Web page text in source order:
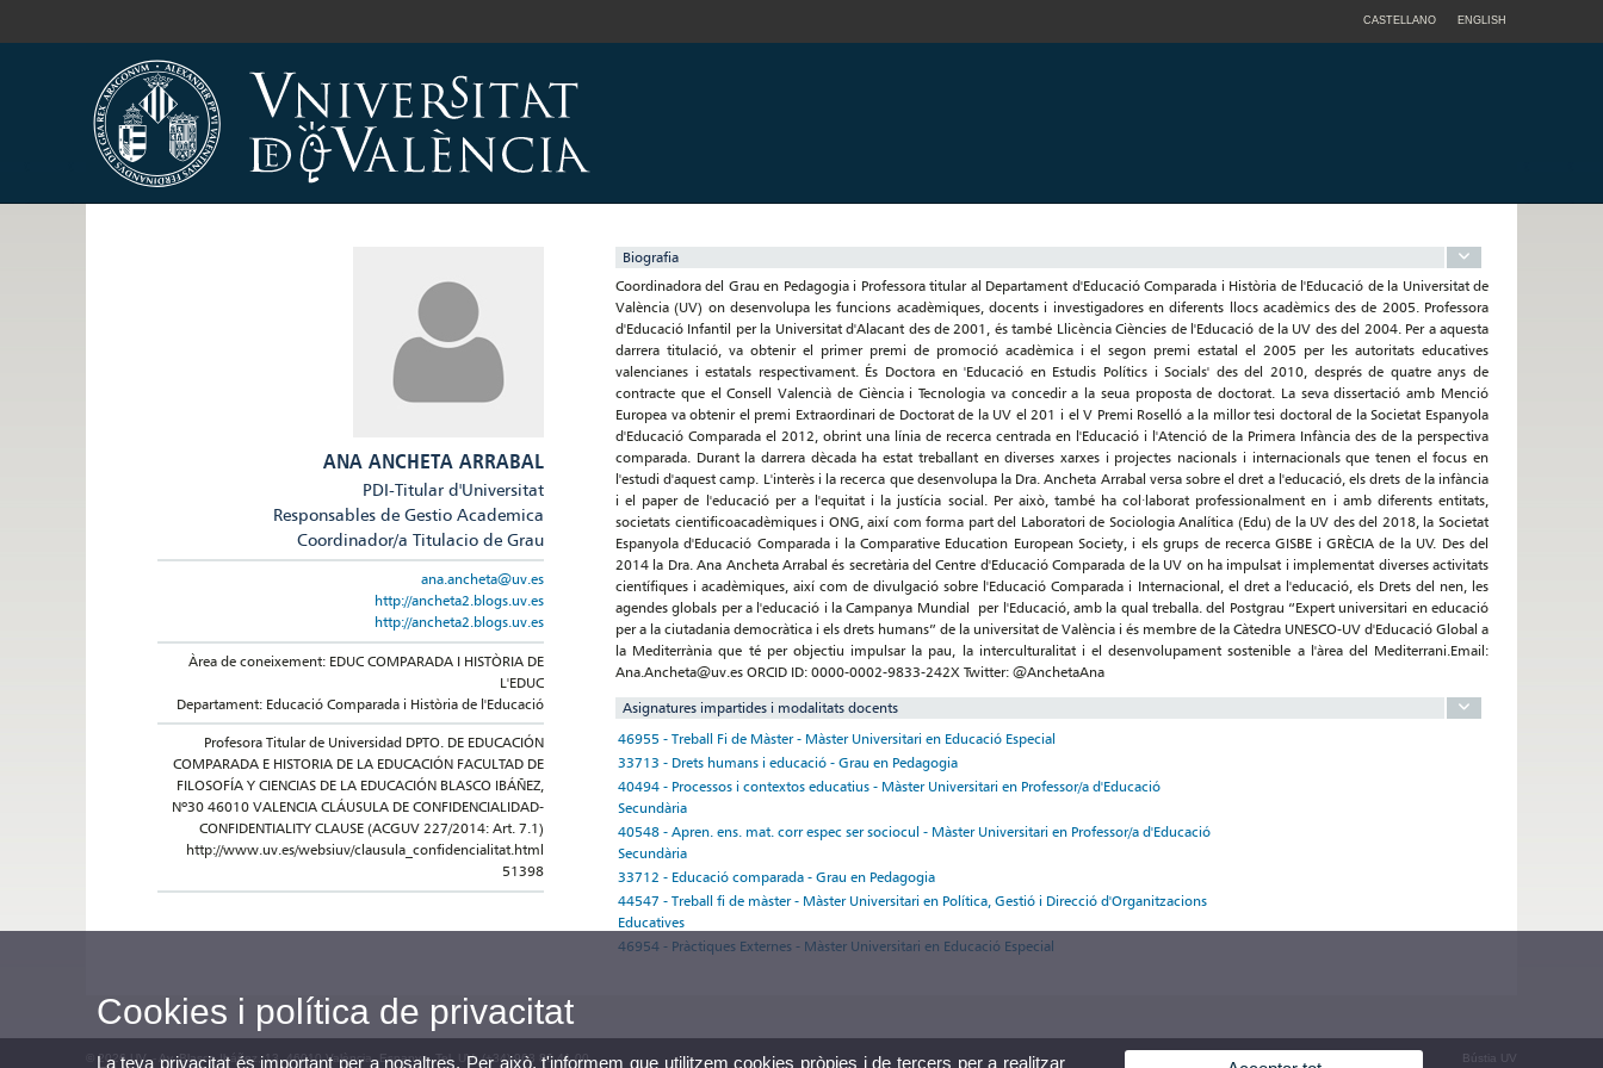
CASTELLANO ENGLISH
ANA ANCHETA ARRABAL
PDI-Titular d'Universitat
Responsables de Gestio Academica
Coordinador/a Titulacio de Grau
ana.ancheta@uv.es
http://ancheta2.blogs.uv.es
http://ancheta2.blogs.uv.es
Àrea de coneixement: EDUC COMPARADA I HISTÒRIA DE
L'EDUC
Departament: Educació Comparada i Història de l'Educació
Profesora Titular de Universidad DPTO. DE EDUCACIÓN
COMPARADA E HISTORIA DE LA EDUCACIÓN FACULTAD DE
FILOSOFÍA Y CIENCIAS DE LA EDUCACIÓN BLASCO IBÁÑEZ,
Nº30 46010 VALENCIA CLÁUSULA DE CONFIDENCIALIDAD-
CONFIDENTIALITY CLAUSE (ACGUV 227/2014: Art. 7.1)
http://www.uv.es/websiuv/clausula_confidencialitat.html
51398
Biografia
Coordinadora del Grau en Pedagogia i Professora titular al Departament d'Educació Comparada i Història de l'Educació de la Universitat de
València (UV) on desenvolupa les funcions acadèmiques, docents i investigadores en diferents llocs acadèmics des de 2005. Professora
d'Educació Infantil per la Universitat d'Alacant des de 2001, és també Llicència Ciències de l'Educació de la UV des del 2004. Per a aquesta
darrera titulació, va obtenir el primer premi de promoció acadèmica i el segon premi estatal el 2005 per les autoritats educatives
valencianes i estatals respectivament. És Doctora en 'Educació en Estudis Polítics i Socials' des del 2010, després de quatre anys de
contracte que el Consell Valencià de Ciència i Tecnologia va concedir a la seua proposta de doctorat. La seva dissertació amb Menció
Europea va obtenir el premi Extraordinari de Doctorat de la UV el 201 i el V Premi Roselló a la millor tesi doctoral de la Societat Espanyola
d'Educació Comparada el 2012, obrint una línia de recerca centrada en l'Educació i l'Atenció de la Primera Infància des de la perspectiva
comparada. Durant la darrera dècada ha estat treballant en diverses xarxes i projectes nacionals i internacionals que tenen el focus en
l'estudi d'aquest camp. L'interès i la recerca que desenvolupa la Dra. Ancheta Arrabal versa sobre el dret a l'educació, els drets de la infància
i el paper de l'educació per a l'equitat i la justícia social. Per això, també ha col·laborat professionalment en i amb diferents entitats,
societats cientificoacadèmiques i ONG, així com forma part del Laboratori de Sociologia Analítica (Edu) de la UV des del 2018, la Societat
Espanyola d'Educació Comparada i la Comparative Education European Society, i els grups de recerca GISBE i GRÈCIA de la UV. Des del
2014 la Dra. Ana Ancheta Arrabal és secretària del Centre d'Educació Comparada de la UV on ha impulsat i implementat diverses activitats
científiques i acadèmiques, així com de divulgació sobre l'Educació Comparada i Internacional, el dret a l'educació, els Drets del nen, les
agendes globals per a l'educació i la Campanya Mundial per l'Educació, amb la qual treballa. del Postgrau “Expert universitari en educació
per a la ciutadania democràtica i els drets humans” de la universitat de València i és membre de la Càtedra UNESCO-UV d'Educació Global a
la Mediterrània que té per objectiu impulsar la pau, la interculturalitat i el desenvolupament sostenible a l'àrea del Mediterrani.Email:
Ana.Ancheta@uv.es ORCID ID: 0000-0002-9833-242X Twitter: @AnchetaAna
Asignatures impartides i modalitats docents
46955 - Treball Fi de Màster - Màster Universitari en Educació Especial
33713 - Drets humans i educació - Grau en Pedagogia
40494 - Processos i contextos educatius - Màster Universitari en Professor/a d'Educació
Secundària
40548 - Apren. ens. mat. corr espec ser sociocul - Màster Universitari en Professor/a d'Educació
Secundària
33712 - Educació comparada - Grau en Pedagogia
44547 - Treball fi de màster - Màster Universitari en Política, Gestió i Direcció d'Organitzacions
Educatives
46954 - Pràctiques Externes - Màster Universitari en Educació Especial
© 2026 UV. - Av. Blasco Ibáñez, 13. 46010 València. Espanya. Tel. UV: (+34) 963 86 41 00 Bústia UV
Cookies i política de privacitat
La teva privacitat és important per a nosaltres. Per això, t'informem que utilitzem cookies pròpies i de tercers per a realitzar